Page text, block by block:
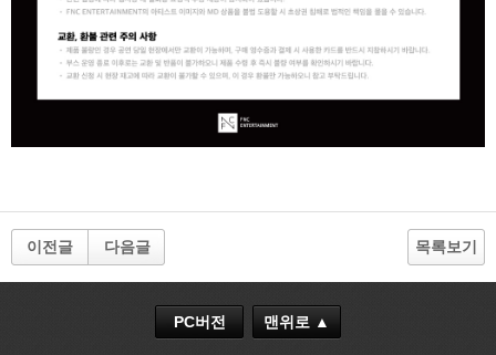
이전글 다음글 목록보기
PC버전 맨위로 ▲